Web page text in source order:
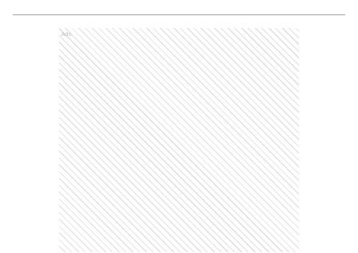
Ads